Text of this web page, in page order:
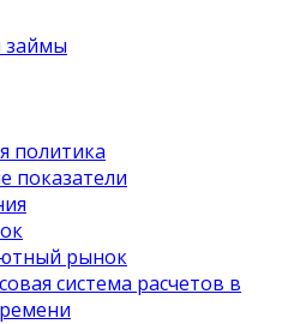
займы
политика
показатели
рынок
система расчетов в